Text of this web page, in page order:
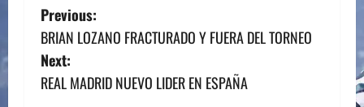
P
o
s
Previous:
BRIAN LOZANO FRACTURADO Y FUERA DEL TORNEO
Next:
REAL MADRID NUEVO LIDER EN ESPAÑA